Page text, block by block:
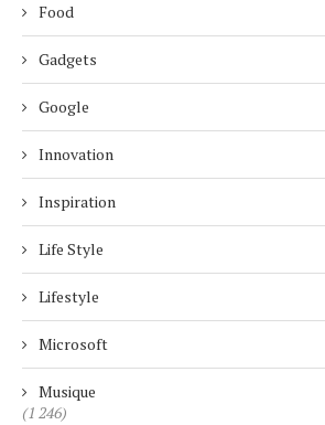
Food
Gadgets
Google
Innovation
Inspiration
Life Style
Lifestyle
Microsoft
Musique
(1 246)